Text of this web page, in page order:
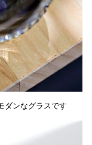
ダンなグラスです